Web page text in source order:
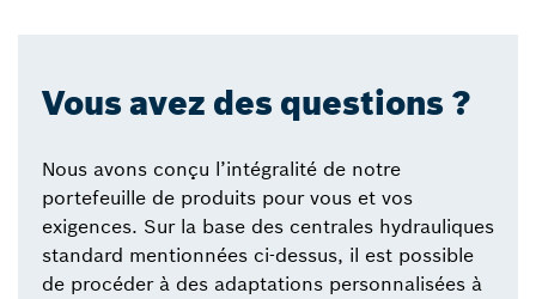
Vous avez des questions ?
Nous avons conçu l’intégralité de notre
portefeuille de produits pour vous et vos
exigences. Sur la base des centrales hydrauliques
standard mentionnées ci-dessus, il est possible
de procéder à des adaptations personnalisées à